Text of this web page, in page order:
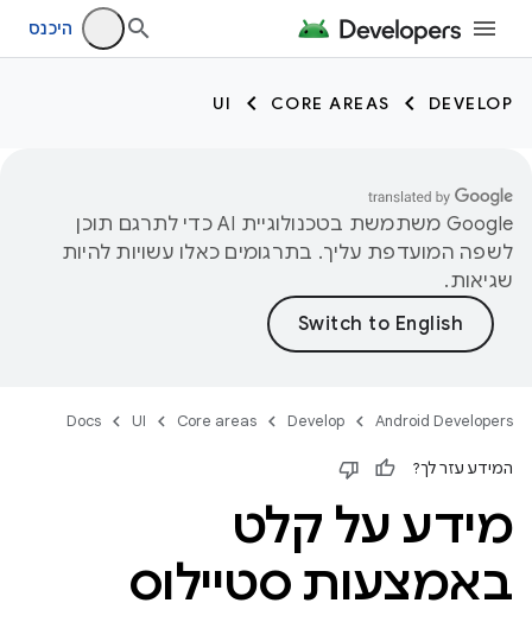
היכנס
DEVELOP
CORE AREAS
UI
‫Google משתמשת בטכנולוגיית AI כדי לתרגם תוכן
לשפה המועדפת עליך. בתרגומים כאלו עשויות להיות
שגיאות.
Android Developers
Develop
Core areas
UI
Docs
המידע עזר לך?
מידע על קלט
באמצעות סטיילוס